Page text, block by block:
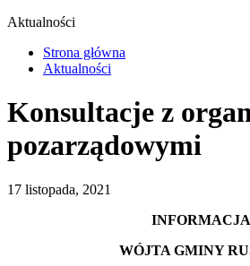
Aktualności
Strona główna
Aktualności
Konsultacje z
pozarządowymi
17 listopada, 2021
INFORMACJA
WÓJTA GMINY